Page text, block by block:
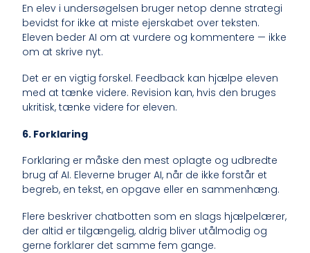
En elev i undersøgelsen bruger netop denne strategi
bevidst for ikke at miste ejerskabet over teksten.
Eleven beder AI om at vurdere og kommentere — ikke
om at skrive nyt.
Det er en vigtig forskel. Feedback kan hjælpe eleven
med at tænke videre. Revision kan, hvis den bruges
ukritisk, tænke videre for eleven.
6. Forklaring
Forklaring er måske den mest oplagte og udbredte
brug af AI. Eleverne bruger AI, når de ikke forstår et
begreb, en tekst, en opgave eller en sammenhæng.
Flere beskriver chatbotten som en slags hjælpelærer,
der altid er tilgængelig, aldrig bliver utålmodig og
gerne forklarer det samme fem gange.